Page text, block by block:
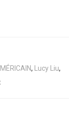
, Lucy Liu,